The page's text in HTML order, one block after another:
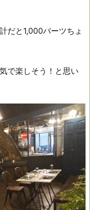
だと1,000バーツちょ
で楽しそう！と思い